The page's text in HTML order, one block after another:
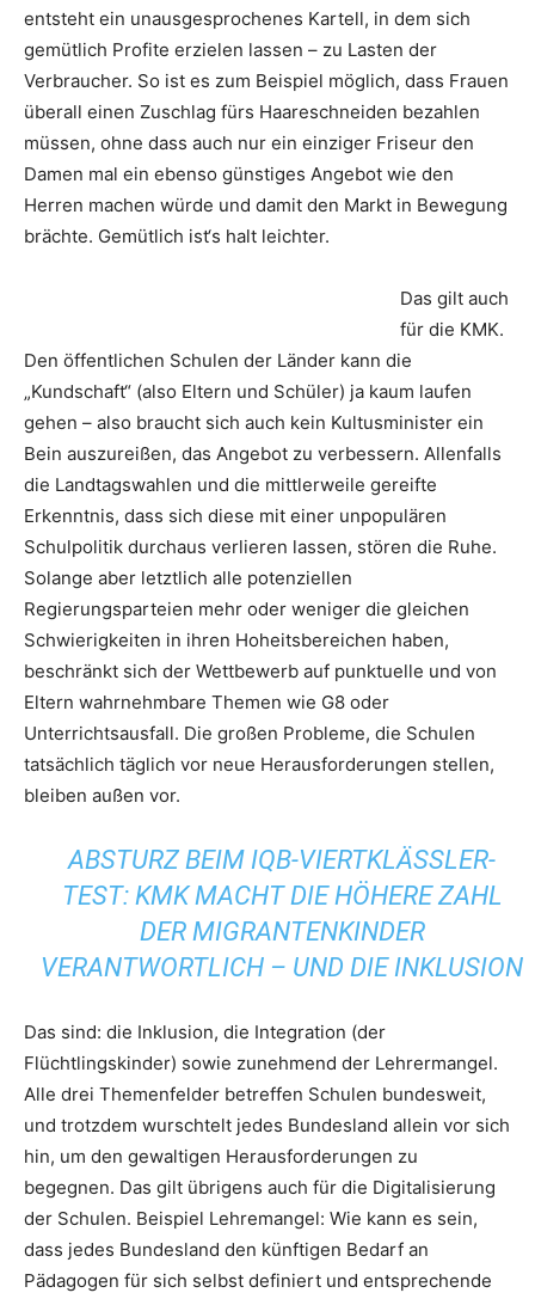
entsteht ein unausgesprochenes Kartell, in dem sich
gemütlich Profite erzielen lassen – zu Lasten der
Verbraucher. So ist es zum Beispiel möglich, dass Frauen
überall einen Zuschlag fürs Haareschneiden bezahlen
müssen, ohne dass auch nur ein einziger Friseur den
Damen mal ein ebenso günstiges Angebot wie den
Herren machen würde und damit den Markt in Bewegung
brächte. Gemütlich ist‘s halt leichter.
Das gilt auch
für die KMK.
Den öffentlichen Schulen der Länder kann die
„Kundschaft“ (also Eltern und Schüler) ja kaum laufen
gehen – also braucht sich auch kein Kultusminister ein
Bein auszureißen, das Angebot zu verbessern. Allenfalls
die Landtagswahlen und die mittlerweile gereifte
Erkenntnis, dass sich diese mit einer unpopulären
Schulpolitik durchaus verlieren lassen, stören die Ruhe.
Solange aber letztlich alle potenziellen
Regierungsparteien mehr oder weniger die gleichen
Schwierigkeiten in ihren Hoheitsbereichen haben,
beschränkt sich der Wettbewerb auf punktuelle und von
Eltern wahrnehmbare Themen wie G8 oder
Unterrichtsausfall. Die großen Probleme, die Schulen
tatsächlich täglich vor neue Herausforderungen stellen,
bleiben außen vor.
ABSTURZ BEIM IQB-VIERTKLÄSSLER-
TEST: KMK MACHT DIE HÖHERE ZAHL
DER MIGRANTENKINDER
VERANTWORTLICH – UND DIE INKLUSION
Das sind: die Inklusion, die Integration (der
Flüchtlingskinder) sowie zunehmend der Lehrermangel.
Alle drei Themenfelder betreffen Schulen bundesweit,
und trotzdem wurschtelt jedes Bundesland allein vor sich
hin, um den gewaltigen Herausforderungen zu
begegnen. Das gilt übrigens auch für die Digitalisierung
der Schulen. Beispiel Lehremangel: Wie kann es sein,
dass jedes Bundesland den künftigen Bedarf an
Pädagogen für sich selbst definiert und entsprechende